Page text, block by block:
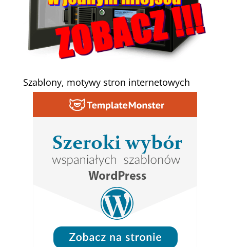
Szablony, motywy stron internetowych